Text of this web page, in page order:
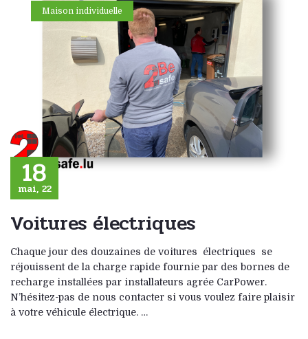
Maison individuelle
18
mai, 22
Voitures électriques
Chaque jour des douzaines de voitures électriques se
réjouissent de la charge rapide fournie par des bornes de
recharge installées par installateurs agrée CarPower.
N’hésitez-pas de nous contacter si vous voulez faire plaisir
à votre véhicule électrique. …